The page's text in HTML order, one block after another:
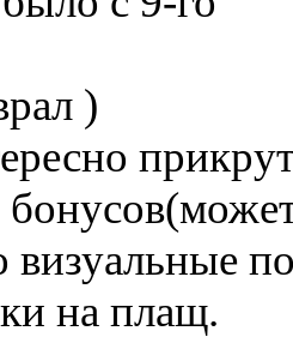
)
визуальные
на плащ.